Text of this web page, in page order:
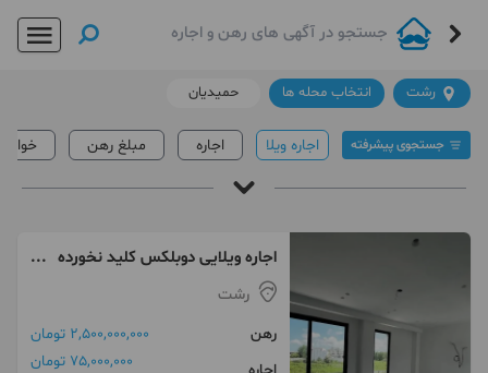
رشت انتخاب محله ها حمیدیان
جستجوی پیشرفته اجاره ویلا اجاره مبلغ رهن خواب
اجاره ویلا در رشت
آقای املاک / اجاره ویلا در رشت
قیمت داغ ترین ها
اجاره ویلایی دوبلکس کلید نخورده
گلسار استاد معین
رشت
رهن
2,500,000,000 تومان
75,000,000 تومان